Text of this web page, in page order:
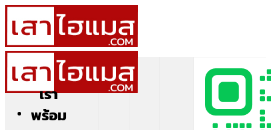
ข้าม
ไป
เนื้อหา
เรา
พร้อม